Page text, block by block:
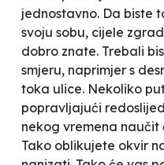
jednostavno. Da biste
svoju sobu, cijele
dobro znate. Trebali
smjeru, naprimjer s
toka ulice. Nekoliko
popravljajući
nekog vremena
Tako oblikujete okvir